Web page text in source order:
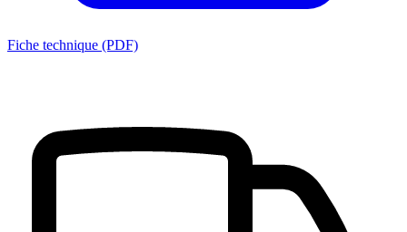
Fiche technique (PDF)